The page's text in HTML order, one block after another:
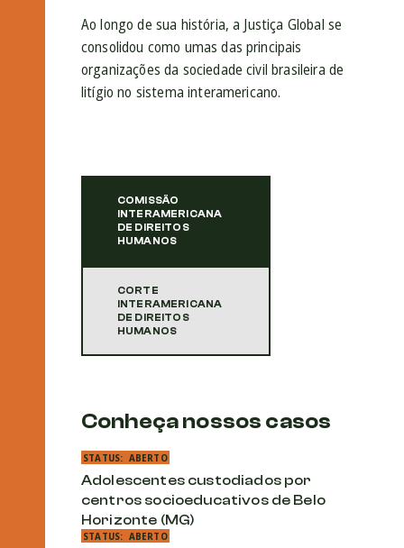
Ao longo de sua história, a Justiça Global se
consolidou como umas das principais
organizações da sociedade civil brasileira de
litígio no sistema interamericano.
COMISSÃO
INTERAMERICANA
DE DIREITOS
HUMANOS
CORTE
INTERAMERICANA
DE DIREITOS
HUMANOS
Conheça nossos casos
Adolescentes custodiados por
centros socioeducativos de Belo
Horizonte (MG)
STATUS: ABERTO
STATUS: ABERTO